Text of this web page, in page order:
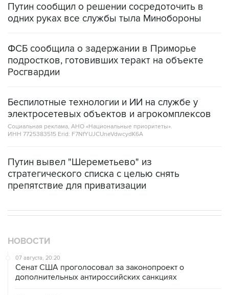
Путин сообщил о решении сосредоточить в
одних руках все службы тыла Минобороны
ФСБ сообщила о задержании в Приморье
подростков, готовивших теракт на объекте
Росгвардии
Беспилотные технологии и ИИ на службе у
электросетевых объектов и агрокомплексов
Социальная реклама, АНО «Национальные приоритеты».
ИНН 7725383515 Erid: F7NfYUJCUneVdwcydK6A
Путин вывел "Шереметьево" из
стратегического списка с целью снять
препятствие для приватизации
НОВОСТИ
07 августа, 20:20
Сенат США проголосовал за законопроект о
дополнительных антироссийских санкциях